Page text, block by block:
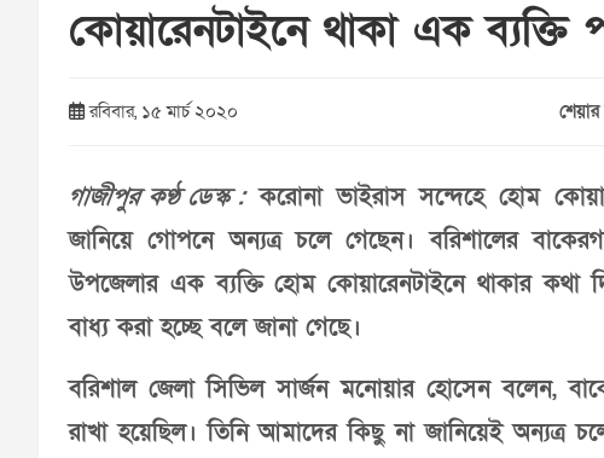
কোয়ারেনটাইনে থাকা এক ব্যক্তি
রবিবার, ১৫ মার্চ ২০২০
গাজীপুর কণ্ঠ ডেস্ক :করোনা ভাইরাস সন্দেহে হোম
জানিয়ে গোপনে অন্যত্র চলে গেছেন। বরিশালের
উপজেলার এক ব্যক্তি হোম কোয়ারেনটাইনে থাকার কথা
বাধ্য করা হচ্ছে বলে জানা গেছে।
বরিশাল জেলা সিভিল সার্জন মনোয়ার হোসেন বলেন,
রাখা হয়েছিল। তিনি আমাদের কিছু না জানিয়েই অন্যত্র